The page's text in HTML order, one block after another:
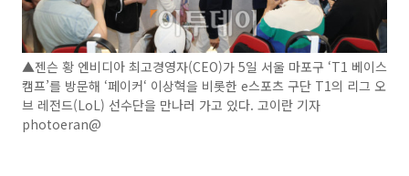
▲젠슨 황 엔비디아 최고경영자(CEO)가 5일 서울 마포구 ‘T1 베이스
캠프’를 방문해 ‘페이커‘ 이상혁을 비롯한 e스포츠 구단 T1의 리그 오
브 레전드(LoL) 선수단을 만나러 가고 있다. 고이란 기자
photoeran@